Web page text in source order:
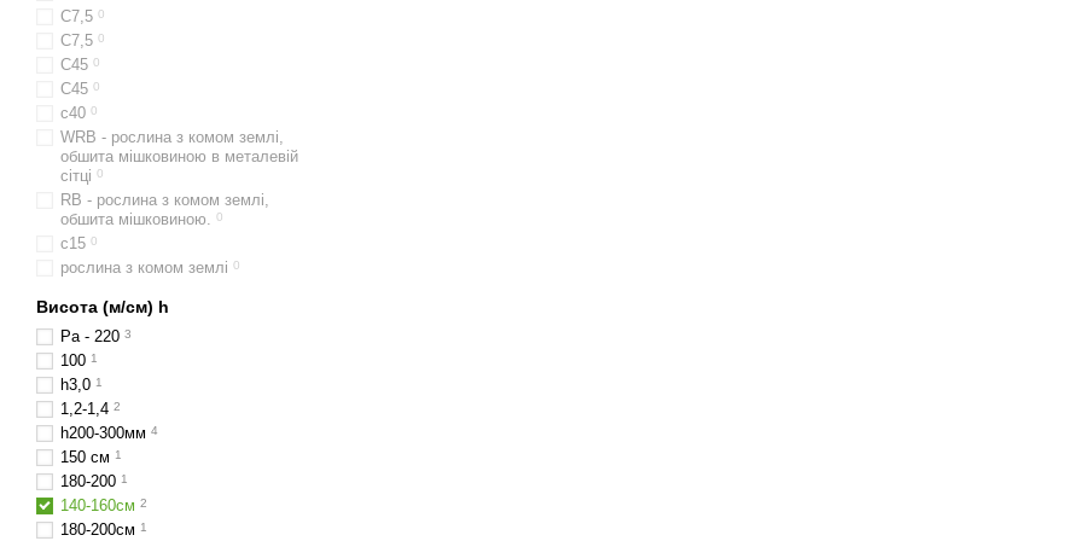
С7,5 0
C7,5 0
С45 0
C45 0
c40 0
WRB - рослина з комом землі,
обшита мішковиною в металевій
сітці 0
RB - рослина з комом землі,
обшита мішковиною. 0
с15 0
рослина з комом землі 0
Висота (м/см) h
Ра - 220 3
100 1
h3,0 1
1,2-1,4 2
h200-300мм 4
150 см 1
180-200 1
140-160см 2
180-200см 1